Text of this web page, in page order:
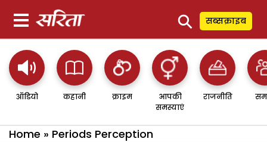
⚲ सब्सक्राइब
ऑडियो कहानी क्राइम
आपकी
समस्याएं
राजनीति
Home » Periods Perception